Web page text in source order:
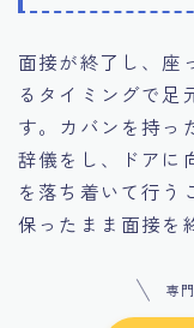
面接が終了し、座
るタイミングで足
す。カバンを持っ
辞儀をし、ドアに
を落ち着いて行う
保ったまま面接を
専